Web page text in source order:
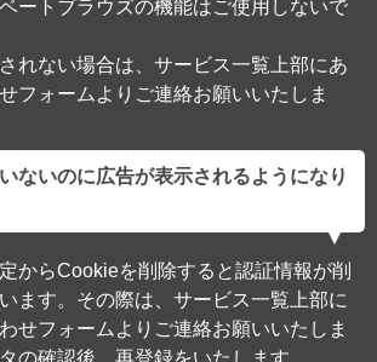
ートブラウズの機能はご使用しないで
れない場合は、サービス一覧上部にあ
フォームよりご連絡お願いいたしま
ないのに広告が表示されるようになり
からCookieを削除すると認証情報が削
ます。その際は、サービス一覧上部に
せフォームよりご連絡お願いいたしま